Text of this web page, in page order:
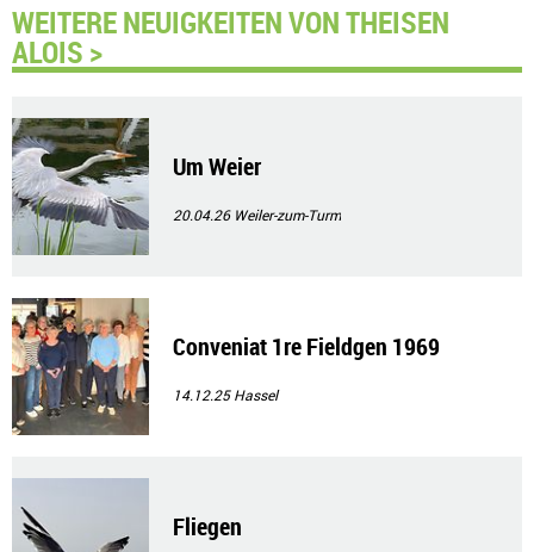
WEITERE NEUIGKEITEN VON THEISEN
ALOIS >
Um Weier
20.04.26 Weiler-zum-Turm
Conveniat 1re Fieldgen 1969
14.12.25Hassel
Fliegen